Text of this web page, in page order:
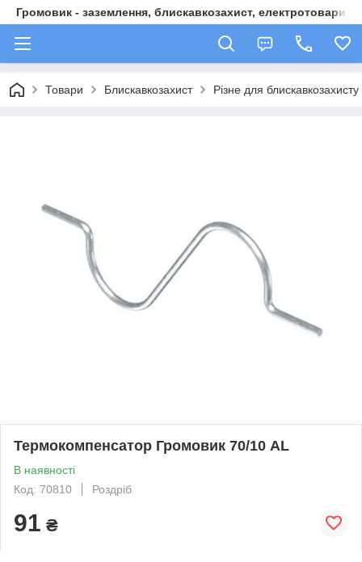
Громовик - заземлення, блискавкозахист, електротовари
Товари Блискавкозахист Різне для блискавкозахисту
Термокомпенсатор Громовик 70/10 AL
В наявності
Код: 70810
Роздріб
91 ₴